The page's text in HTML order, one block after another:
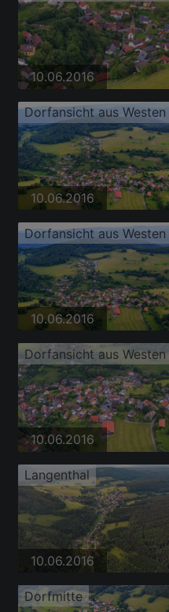
10.06.2016
Dorfansicht aus Westen
10.06.2016
Dorfansicht aus Westen
10.06.2016
Dorfansicht aus Westen
10.06.2016
Langenthal
10.06.2016
Dorfmitte